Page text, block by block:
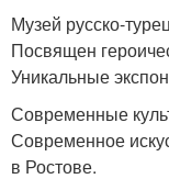
Музей русско-
Посвящен
Уникальные
Современные
Современное
в Ростове.